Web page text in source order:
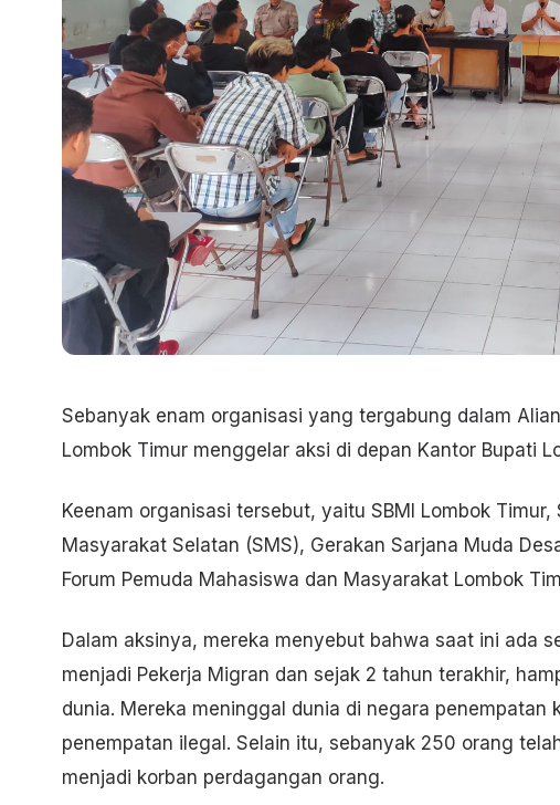
Sebanyak enam organisasi yang tergabung dalam
Lombok Timur menggelar aksi di depan Kantor Bupati
Keenam organisasi tersebut, yaitu SBMI Lombok
Masyarakat Selatan (SMS), Gerakan Sarjana Muda
Forum Pemuda Mahasiswa dan Masyarakat Lombok
Dalam aksinya, mereka menyebut bahwa saat ini ada
menjadi Pekerja Migran dan sejak 2 tahun terakhir,
dunia. Mereka meninggal dunia di negara penempatan
penempatan ilegal. Selain itu, sebanyak 250 orang
menjadi korban perdagangan orang.